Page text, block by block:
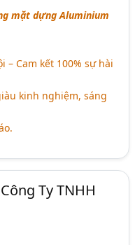
mặt dựng Aluminium
Cam kết 100% sự hài
kinh nghiệm, sáng
Ty TNHH